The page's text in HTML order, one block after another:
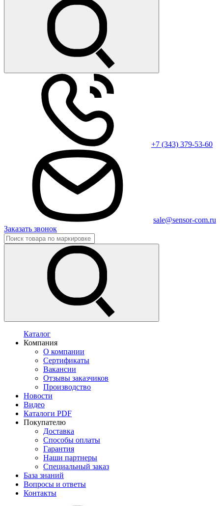
+7 (343) 379-53-60
sale@sensor-com.ru
Заказать звонок
Каталог
Компания
О компании
Сертификаты
Вакансии
Отзывы заказчиков
Производство
Новости
Видео
Каталоги PDF
Покупателю
Доставка
Способы оплаты
Гарантия
Наши партнеры
Специальный заказ
База знаний
Вопросы и ответы
Контакты